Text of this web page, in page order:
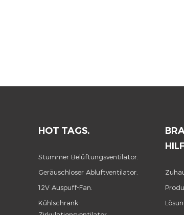
HOT TAGS.
Stummer Belüftungsventilator.
Geräuschloser Abluftventilator.
12V Auspuff-Fan.
Kühlschrank-